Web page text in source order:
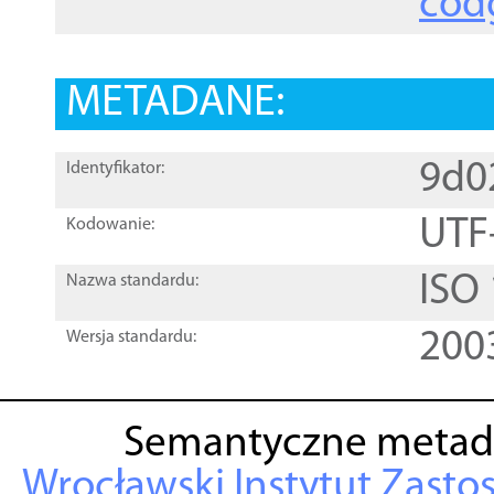
METADANE:
Identyfikator:
Kodowanie:
Nazwa standardu:
Wersja standardu:
Semantyczne